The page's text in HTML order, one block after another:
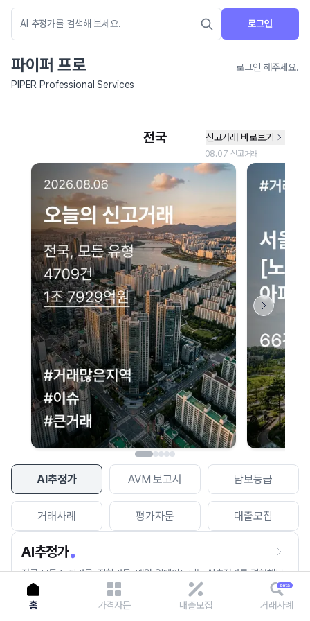
로그인
파이퍼 프로
로그인 해주세요.
PIPER Professional Services
AI추정가 AVM 보고서 담보등급
거래사례 평가자문 대출모집
AI추정가
전국 모든 토지건물, 집합건물, 매월 업데이트되는 AI추정가를 경험해보
세요.
네이버 지도 연결 안내
현재 네이버 지도 연결이 원활하지 않아 지도를 불러올 수 없습니다.
이용에 불편을 드려 죄송합니다.
다시 시도
홈 가격자문 대출모집 거래사례